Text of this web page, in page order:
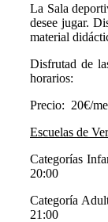
La Sala
desee jugar.
material
Disfrutad de
horarios:
Precio:
Escuelas de
20:00
21:00